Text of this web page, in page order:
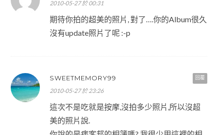
2010-05-27 於 00:31
期待你拍的超美的照片, 對了….你的Album很久
沒有update照片了呢 :-p
回覆
SWEETMEMORY99
2010-05-27 於 23:26
這次不是吃就是按摩,沒拍多少照片,所以沒超
美的照片說.